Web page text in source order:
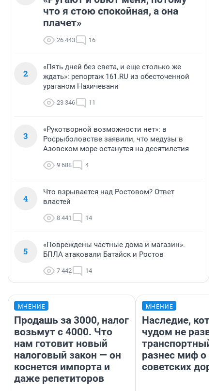
что я стою спокойная, а она
плачет»
26 443 16
2
«Пять дней без света, и еще столько же
ждать»: репортаж 161.RU из обесточенной
ураганом Нахичевани
23 346 11
3
«Рукотворной возможности нет»: в
Росрыболовстве заявили, что медузы в
Азовском море останутся на десятилетия
9 688 4
4
Что взрывается над Ростовом? Ответ
властей
8 441 14
5
«Повреждены частные дома и магазин».
БПЛА атаковали Батайск и Ростов
7 442 14
МНЕНИЕ
Продашь за 3000, налог
возьмут с 4000. Что
нам готовит новый
налоговый закон — он
коснется импорта и
даже репетиторов
МНЕНИЕ
Наследие,
чудом не
транспортный
разнес миф о
советских